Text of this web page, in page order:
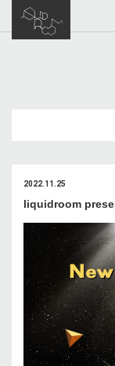
2022.11.25
liquidroom